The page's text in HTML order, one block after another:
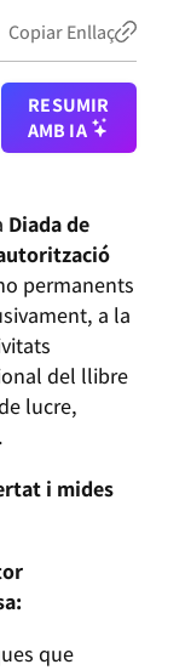
Copiar Enllaç
RESUMIR
AMB IA
Diada de
permanents
a la
del llibre
lucre,
i mides
que